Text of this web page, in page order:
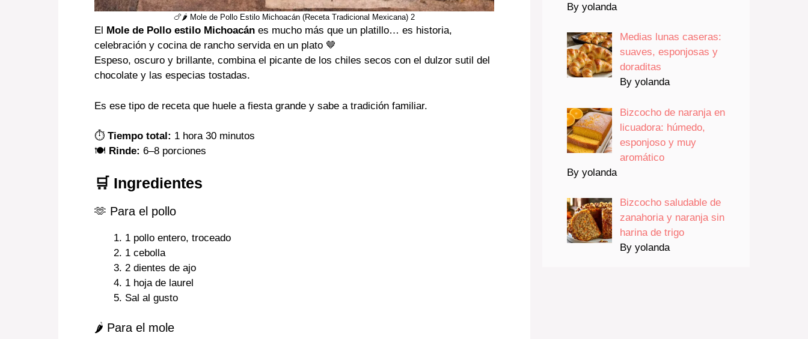
🍗🌶️ Mole de Pollo Estilo Michoacán (Receta Tradicional Mexicana) 2
El Mole de Pollo estilo Michoacán es mucho más que un platillo… es historia,
celebración y cocina de rancho servida en un plato 🤎
Espeso, oscuro y brillante, combina el picante de los chiles secos con el dulzor sutil del
chocolate y las especias tostadas.
Es ese tipo de receta que huele a fiesta grande y sabe a tradición familiar.
⏱️ Tiempo total: 1 hora 30 minutos
🍽️ Rinde: 6–8 porciones
🛒 Ingredientes
🫶 Para el pollo
1 pollo entero, troceado
1 cebolla
2 dientes de ajo
1 hoja de laurel
Sal al gusto
🌶️ Para el mole
By yolanda
Medias lunas caseras:
suaves, esponjosas y
doraditas
By yolanda
Bizcocho de naranja en
licuadora: húmedo,
esponjoso y muy
aromático
By yolanda
Bizcocho saludable de
zanahoria y naranja sin
harina de trigo
By yolanda